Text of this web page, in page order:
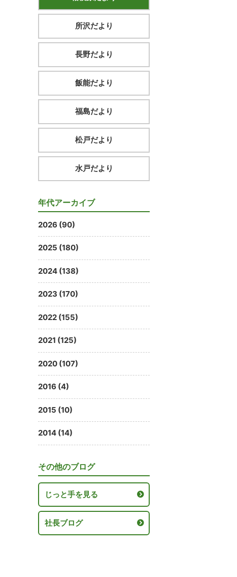
所沢だより
長野だより
飯能だより
福島だより
松戸だより
水戸だより
年代アーカイブ
2026 (90)
2025 (180)
2024 (138)
2023 (170)
2022 (155)
2021 (125)
2020 (107)
2016 (4)
2015 (10)
2014 (14)
その他のブログ
じっと手を見る
社長ブログ